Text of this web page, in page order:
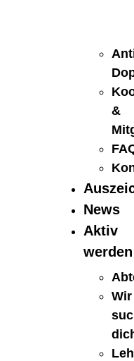
&
News
Aktiv
werden
Wir